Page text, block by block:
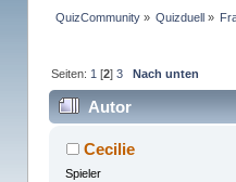
QuizCommunity» Quizduell »
Seiten: 1 [2] 3 Nach unten
Autor
Cecilie
Spieler